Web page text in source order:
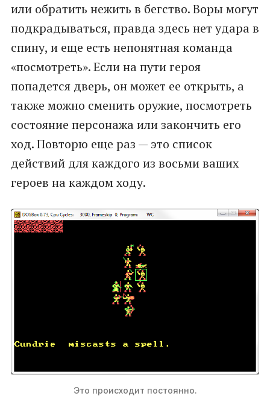
или обратить нежить в бегство. Воры могут
подкрадываться, правда здесь нет удара в
спину, и еще есть непонятная команда
«посмотреть». Если на пути героя
попадется дверь, он может ее открыть, а
также можно сменить оружие, посмотреть
состояние персонажа или закончить его
ход. Повторю еще раз — это список
действий для каждого из восьми ваших
героев на каждом ходу.
Это происходит постоянно.